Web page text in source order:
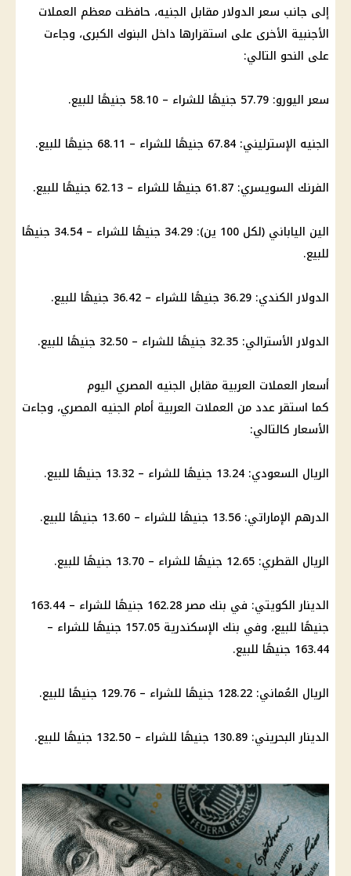
إلى جانب سعر الدولار مقابل الجنيه، حافظت معظم العملات
الأجنبية الأخرى على استقرارها داخل البنوك الكبرى، وجاءت
على النحو التالي:
سعر اليورو: 57.79 جنيهًا للشراء – 58.10 جنيهًا للبيع.
الجنيه الإسترليني: 67.84 جنيهًا للشراء – 68.11 جنيهًا للبيع.
الفرنك السويسري: 61.87 جنيهًا للشراء – 62.13 جنيهًا للبيع.
الين الياباني (لكل 100 ين): 34.29 جنيهًا للشراء – 34.54 جنيهًا
للبيع.
الدولار الكندي: 36.29 جنيهًا للشراء – 36.42 جنيهًا للبيع.
الدولار الأسترالي: 32.35 جنيهًا للشراء – 32.50 جنيهًا للبيع.
أسعار العملات العربية مقابل الجنيه المصري اليوم
كما استقر عدد من العملات العربية أمام الجنيه المصري، وجاءت
الأسعار كالتالي:
الريال السعودي: 13.24 جنيهًا للشراء – 13.32 جنيهًا للبيع.
الدرهم الإماراتي: 13.56 جنيهًا للشراء – 13.60 جنيهًا للبيع.
الريال القطري: 12.65 جنيهًا للشراء – 13.70 جنيهًا للبيع.
الدينار الكويتي: في بنك مصر 162.28 جنيهًا للشراء – 163.44
جنيهًا للبيع، وفي بنك الإسكندرية 157.05 جنيهًا للشراء –
163.44 جنيهًا للبيع.
الريال العُماني: 128.22 جنيهًا للشراء – 129.76 جنيهًا للبيع.
الدينار البحريني: 130.89 جنيهًا للشراء – 132.50 جنيهًا للبيع.